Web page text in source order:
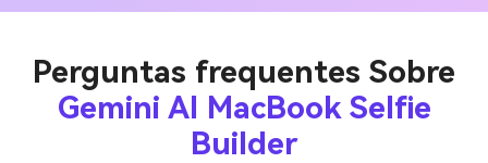
Perguntas frequentes Sobre
Gemini AI MacBook Selfie
Builder